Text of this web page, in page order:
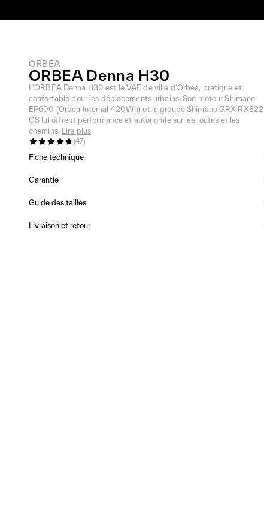
ORBEA
ORBEA Denna H30
L'ORBEA Denna H30 est le VAE de ville d'Orbea, pratique et
confortable pour les déplacements urbains. Son moteur Shimano
EP600 (Orbea Internal 420Wh) et le groupe Shimano GRX RX822
GS lui offrent performance et autonomie sur les routes et les
chemins. Lire plus
(47)
Fiche technique
Garantie
Guide des tailles
Livraison et retour